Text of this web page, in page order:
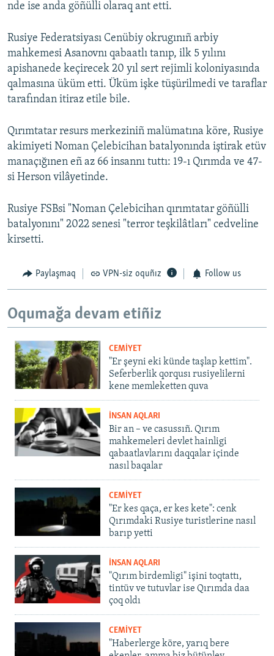
nde ise anda göñülli olaraq ant etti.
Rusiye Federatsiyası Cenübiy okrugınıñ arbiy
mahkemesi Asanovnı qabaatlı tanıp, ilk 5 yılını
apishanede keçirecek 20 yıl sert rejimli koloniyasında
qalmasına üküm etti. Üküm işke tüşürilmedi ve taraflar
tarafından itiraz etile bile.
Qırımtatar resurs merkeziniñ malümatına köre, Rusiye
akimiyeti Noman Çelebicihan batalyonında iştirak etüv
manaçığınen eñ az 66 insannı tuttı: 19-ı Qırımda ve 47-
si Herson vilâyetinde.
Rusiye FSBsi "Noman Çelebicihan qırımtatar göñülli
batalyonını" 2022 senesi "terror teşkilâtları" cedveline
kirsetti.
Paylaşmaq VPN-siz oquñız Follow us
Oqumağa devam etiñiz
CEMİYET
"Er şeyni eki künde taşlap kettim".
Seferberlik qorqusı rusiyelilerni
kene memleketten quva
İNSAN AQLARI
Bir an – ve casussıñ. Qırım
mahkemeleri devlet hainligi
qabaatlavlarını daqqalar içinde
nasıl baqalar
CEMİYET
"Er kes qaça, er kes kete": cenk
Qırımdaki Rusiye turistlerine nasıl
barıp yetti
İNSAN AQLARI
"Qırım birdemligi" işini toqtattı,
tintüv ve tutuvlar ise Qırımda daa
çoq oldı
CEMİYET
"Haberlerge köre, yarıq bere